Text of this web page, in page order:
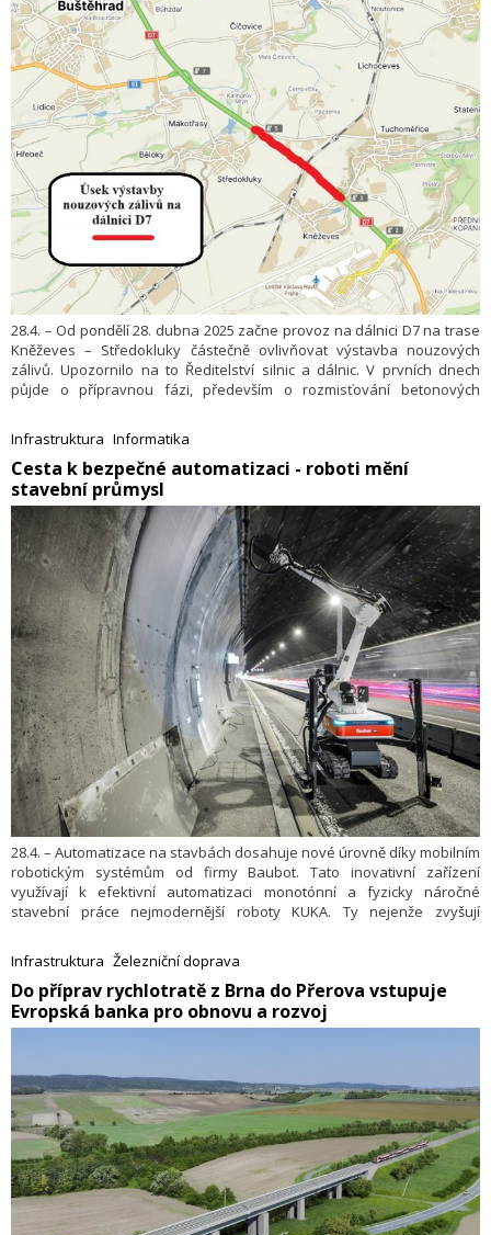
28.4. – Od pondělí 28. dubna 2025 začne provoz na dálnici D7 na trase
Kněževes – Středokluky částečně ovlivňovat výstavba nouzových
zálivů. Upozornilo na to Ředitelství silnic a dálnic. V prvních dnech
půjde o přípravnou fázi, především o rozmisťování betonových
Infrastruktura Informatika
​Cesta k bezpečné automatizaci - roboti mění
stavební průmysl
28.4. – Automatizace na stavbách dosahuje nové úrovně díky mobilním
robotickým systémům od firmy Baubot. Tato inovativní zařízení
využívají k efektivní automatizaci monotónní a fyzicky náročné
stavební práce nejmodernější roboty KUKA. Ty nejenže zvyšují
rizikovou a vyčerpávající práci člověka.
Infrastruktura Železniční doprava
​Do příprav rychlotratě z Brna do Přerova vstupuje
Evropská banka pro obnovu a rozvoj